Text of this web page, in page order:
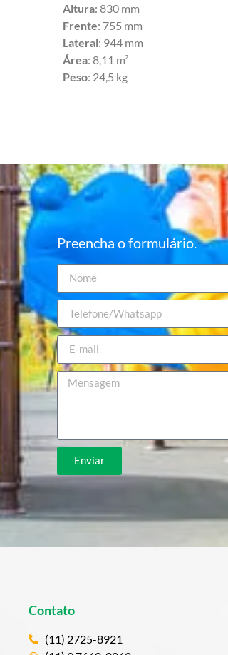
Altura: 830 mm
Frente: 755 mm
Lateral: 944 mm
Área: 8,11 m²
Peso: 24,5 kg
Preencha o formulário.
Enviar
Contato
(11) 2725-8921